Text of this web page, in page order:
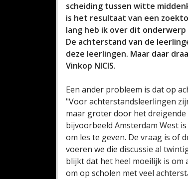
scheiding tussen witte
is het resultaat van een
lang heb ik over dit
De achterstand van de
deze leerlingen. Maar daar
Vinkop NICIS.
Een ander probleem is dat op
"Voor achterstandsleerlingen
maar groter door het
bijvoorbeeld Amsterdam West
om les te geven. De vraag is of
voeren we die discussie al
blijkt dat het heel moeilijk is om
om op scholen met veel